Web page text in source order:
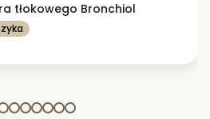
tłokowego Bronchiol